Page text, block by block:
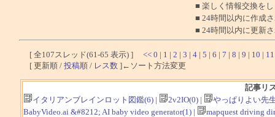
■ 楽しく情報交換を
■ 24時間以内に作成
■ 24時間以内に更新
[ 全107スレッド(61-65 表示) ] << 0 | 1 | 2 | 3 | 4 | 5 | 6 | 7 | 8 | 9 | 10 | 11
[ 更新順 / 投稿順 / レス数 ]←ソート方法変更
記事リ
イタリアンブレインロット図鑑(6)| 2v2IO(0)|
やっぱりよい先
BabyVideo.ai &#8212; AI baby video generator(1)|
mapquest driving